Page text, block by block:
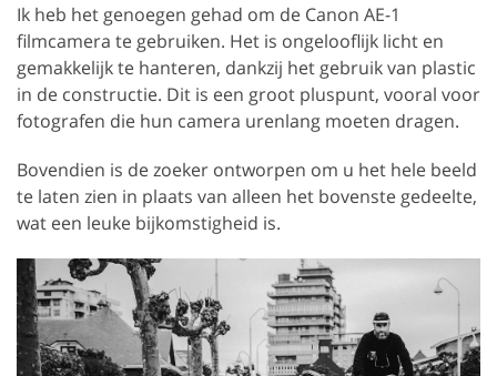
Ik heb het genoegen gehad om de Canon AE-1
filmcamera te gebruiken. Het is ongelooflijk licht en
gemakkelijk te hanteren, dankzij het gebruik van plastic
in de constructie. Dit is een groot pluspunt, vooral voor
fotografen die hun camera urenlang moeten dragen.
Bovendien is de zoeker ontworpen om u het hele beeld
te laten zien in plaats van alleen het bovenste gedeelte,
wat een leuke bijkomstigheid is.